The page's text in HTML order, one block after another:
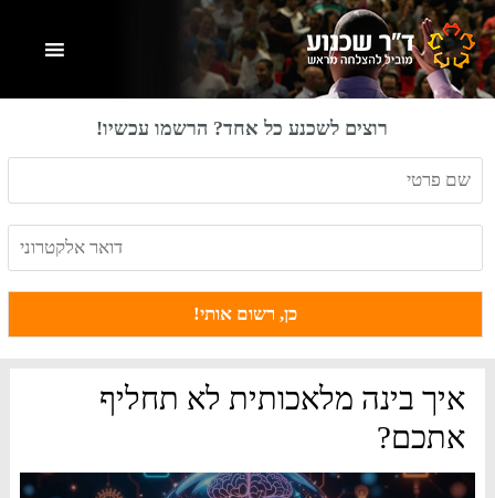
Skip
to
main
Skip
to
primary
Skip
to
footer
רוצים לשכנע כל אחד? הרשמו עכשיו!
איך בינה מלאכותית לא תחליף
אתכם?